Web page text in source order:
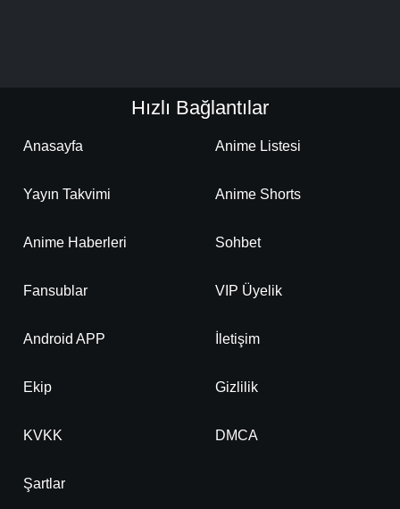
Hızlı Bağlantılar
Anasayfa Anime Listesi
Yayın Takvimi Anime Shorts
Anime Haberleri Sohbet
Fansublar VIP Üyelik
Android APP İletişim
Ekip Gizlilik
KVKK DMCA
Şartlar